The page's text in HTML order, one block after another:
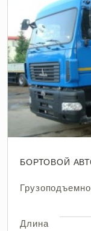
БОРТОВОЙ
Длина